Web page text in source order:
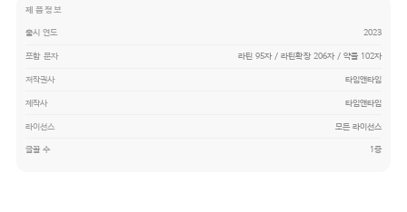
제품정보
출시 연도 2023
포함 문자 라틴 95자 / 라틴확장 206자 / 약물 102자
저작권사 타입앤타입
제작사 타입앤타입
라이선스 모든 라이선스
글꼴 수 1종